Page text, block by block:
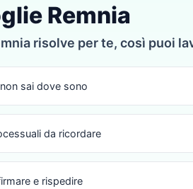
Remnia
risolve per te, così puoi
sai dove sono
da ricordare
e rispedire